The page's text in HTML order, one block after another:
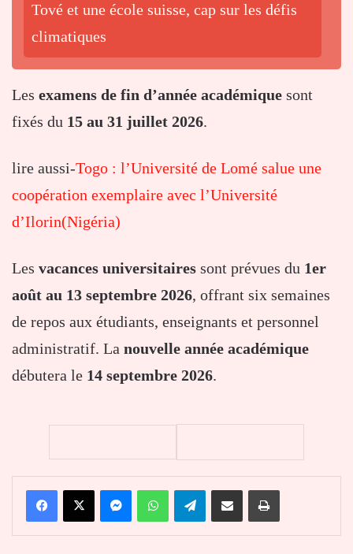
Tové et une école suisse, cap sur les défis
climatiques
Les examens de fin d’année académique sont
fixés du 15 au 31 juillet 2026.
lire aussi-Togo : l’Université de Lomé salue une
coopération exemplaire avec l’Université
d’Ilorin(Nigéria)
Les vacances universitaires sont prévues du 1er
août au 13 septembre 2026, offrant six semaines
de repos aux étudiants, enseignants et personnel
administratif. La nouvelle année académique
débutera le 14 septembre 2026.
FacebookX MessengerWhatsAppTelegramPartager par email Imprimer